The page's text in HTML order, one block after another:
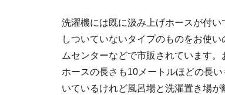
洗濯機には既に汲み上げホースが付
しついていないタイプのものをお使
ムセンターなどで市販されています。
ホースの長さも10メートルほどの長
いているけれど風呂場と洗濯置き場が